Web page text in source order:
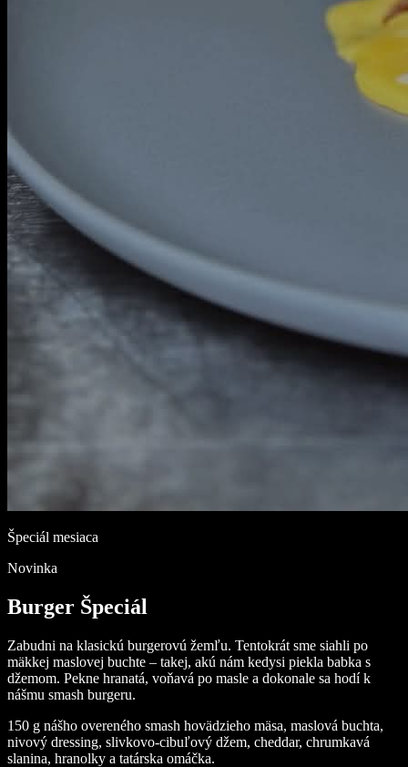
Špeciál mesiaca
Novinka
Burger Špeciál
Zabudni na klasickú burgerovú žemľu. Tentokrát sme siahli po
mäkkej maslovej buchte – takej, akú nám kedysi piekla babka s
džemom. Pekne hranatá, voňavá po masle a dokonale sa hodí k
nášmu smash burgeru.
150 g nášho overeného smash hovädzieho mäsa, maslová buchta,
nivový dressing, slivkovo-cibuľový džem, cheddar, chrumkavá
slanina, hranolky a tatárska omáčka.